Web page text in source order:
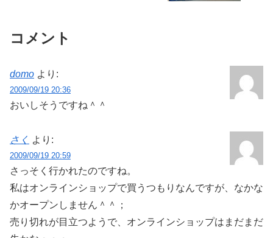
コメント
domo より:
2009/09/19 20:36
おいしそうですね＾＾
さく より:
2009/09/19 20:59
さっそく行かれたのですね。
私はオンラインショップで買うつもりなんですが、なかな
かオープンしません＾＾；
売り切れが目立つようで、オンラインショップはまだまだ